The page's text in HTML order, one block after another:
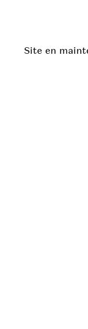
Site en